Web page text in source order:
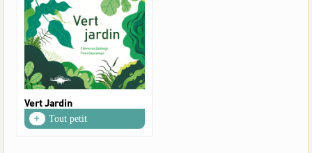
d'autres langues. Certains sont bi-lingues.
Les bibliothèques ont aussi des
braille.
Tous les albums ne racontent pas des histoires, avec un début, un
milieu, une fin, on peut aussi cheminer autrement dans les livres :
l'alphabet.
Les livres-jeuxproposent des pistes de lecture variées qui ne sont
Vert Jardin
Tout petit